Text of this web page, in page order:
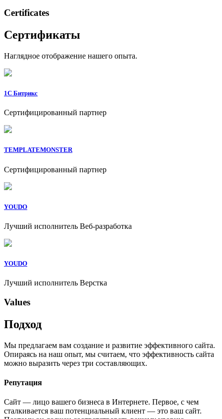
Сertificates
Сертификаты
Наглядное отображение нашего опыта.
1C Битрикс
Сертифицированный партнер
TEMPLATEMONSTER
Сертифицированный партнер
YOUDO
Лучший исполнитель Веб-разработка
YOUDO
Лучший исполнитель Верстка
Values
Подход
Мы предлагаем вам создание и развитие эффективного сайта.
Опираясь на наш опыт, мы считаем, что эффективность сайта
можно выразить через три составляющих.
Репутация
Сайт — лицо вашего бизнеса в Интернете. Первое, с чем
сталкивается ваш потенциальный клиент — это ваш сайт.